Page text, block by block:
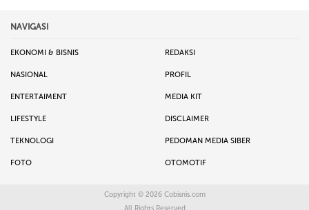
NAVIGASI
EKONOMI & BISNIS REDAKSI
NASIONAL PROFIL
ENTERTAIMENT MEDIA KIT
LIFESTYLE DISCLAIMER
TEKNOLOGI PEDOMAN MEDIA SIBER
FOTO OTOMOTIF
Copyright © 2026 Cobisnis.com